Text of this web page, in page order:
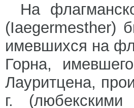
На
(Iaegermesther)
имевшихся на
Горна,
Лауритцена,
г.